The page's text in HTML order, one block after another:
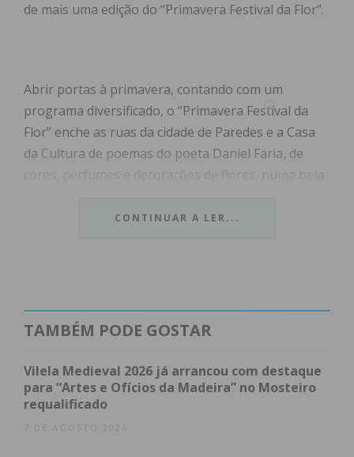
de mais uma edição do “Primavera Festival da Flor”.
Abrir portas à primavera, contando com um
programa diversificado, o “Primavera Festival da
Flor” enche as ruas da cidade de Paredes e a Casa
da Cultura de poemas do poeta Daniel Faria, de
da chegada da primavera.
o romantismo das principais ruas do centro da
imperdível mediante marcação prévia. Recue assim
aos tempos antigos e viva uma experiência
memorável de “conto de fadas”.
CONTINUAR A LER...
TAMBÉM PODE GOSTAR
Vilela Medieval 2026 já arrancou com destaque
para “Artes e Ofícios da Madeira” no Mosteiro
requalificado
7 DE AGOSTO 2026